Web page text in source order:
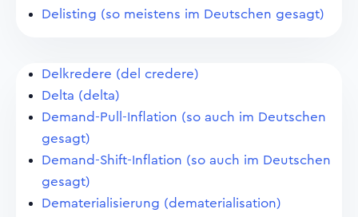
Delisting (so meistens im Deutschen gesagt)
Delkredere (del credere)
Delta (delta)
Demand-Pull-Inflation (so auch im Deutschen
gesagt)
Demand-Shift-Inflation (so auch im Deutschen
gesagt)
Dematerialisierung (dematerialisation)